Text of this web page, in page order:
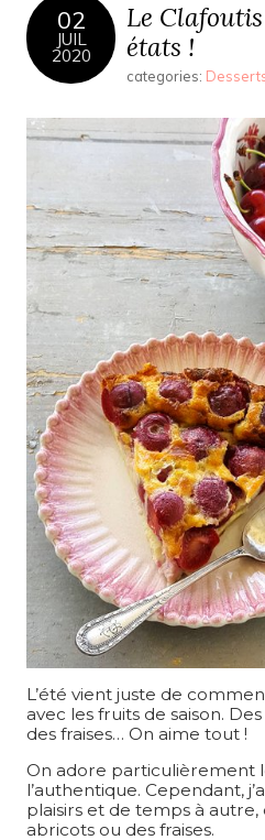
02
JUIL
2020
Le
états !
categories:
L’été vient juste de
avec les fruits de saison.
des fraises… On aime tout !
On adore particulièrement
l’authentique. Cependant,
plaisirs et de temps à
abricots ou des fraises.